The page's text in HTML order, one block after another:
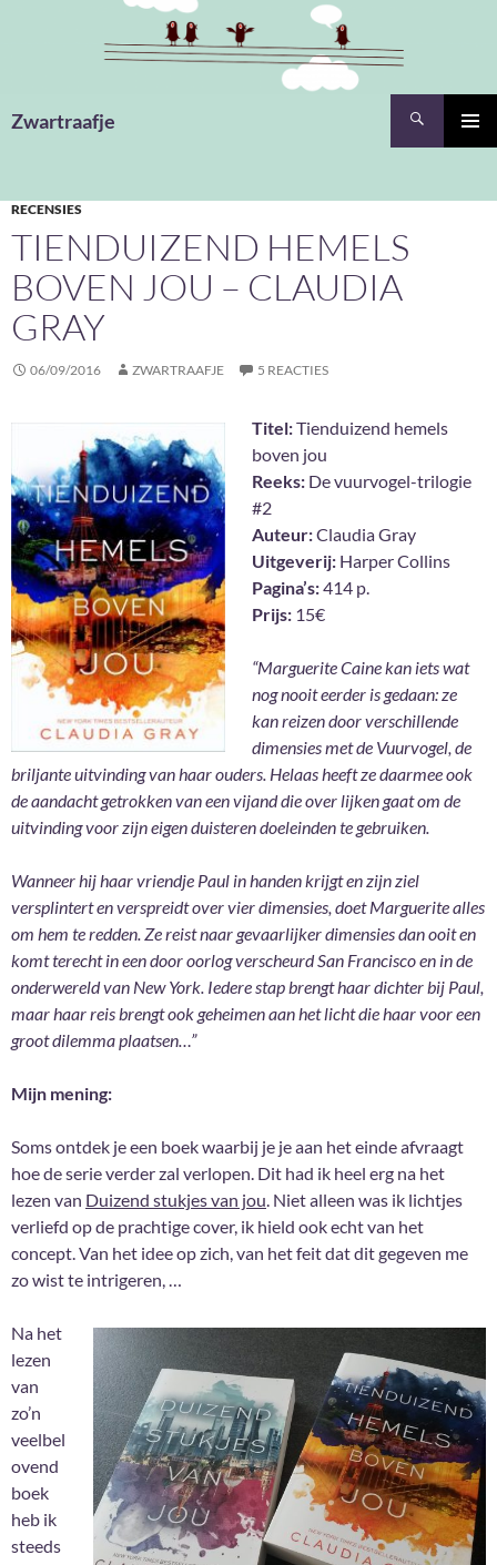
Zwartraafje
RECENSIES
TIENDUIZEND HEMELS
BOVEN JOU – CLAUDIA
GRAY
06/09/2016 ZWARTRAAFJE 5 REACTIES
Titel:Tienduizend hemels
boven jou
Reeks: De vuurvogel-trilogie
#2
Auteur:Claudia Gray
Uitgeverij: Harper Collins
Pagina’s:414 p.
Prijs: 15€
“Marguerite Caine kan iets wat
nog nooit eerder is gedaan: ze
kan reizen door verschillende
dimensies met de Vuurvogel, de
briljante uitvinding van haar ouders. Helaas heeft ze daarmee ook
de aandacht getrokken van een vijand die over lijken gaat om de
uitvinding voor zijn eigen duisteren doeleinden te gebruiken.
Wanneer hij haar vriendje Paul in handen krijgt en zijn ziel
versplintert en verspreidt over vier dimensies, doet Marguerite alles
om hem te redden. Ze reist naar gevaarlijker dimensies dan ooit en
komt terecht in een door oorlog verscheurd San Francisco en in de
onderwereld van New York. Iedere stap brengt haar dichter bij Paul,
maar haar reis brengt ook geheimen aan het licht die haar voor een
groot dilemma plaatsen…”
Mijn mening:
Soms ontdek je een boek waarbij je je aan het einde afvraagt
hoe de serie verder zal verlopen. Dit had ik heel erg na het
lezen van Duizend stukjes van jou. Niet alleen was ik lichtjes
verliefd op de prachtige cover, ik hield ook echt van het
concept. Van het idee op zich, van het feit dat dit gegeven me
zo wist te intrigeren, …
Na het
lezen
van
zo’n
veelbel
ovend
boek
heb ik
steeds